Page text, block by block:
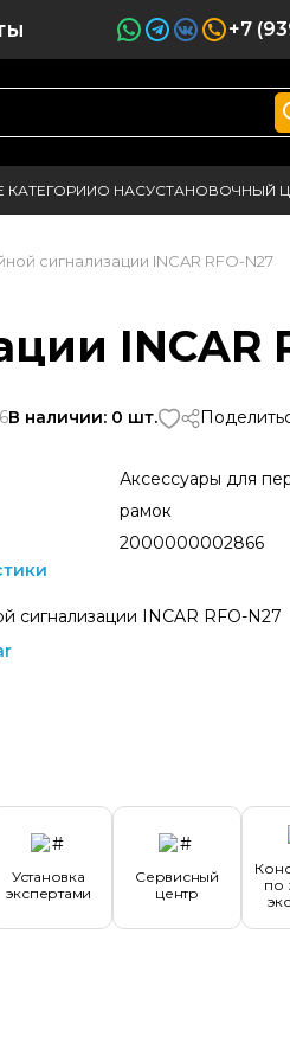
+7
КАТЕГОРИИО НАСУСТАНОВОЧНЫЙ
сигнализации INCAR RFO-N27
INCAR
В наличии: 0 шт.
Аксессуары для
рамок
2000000002866
сигнализации INCAR RFO-N27
Установка
экспертами
Сервисный
центр
по